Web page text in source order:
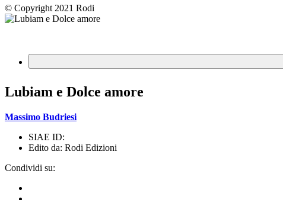
© Copyright 2021 Rodi
Lubiam e Dolce amore
Massimo Budriesi
SIAE ID:
Edito da: Rodi Edizioni
Condividi su: